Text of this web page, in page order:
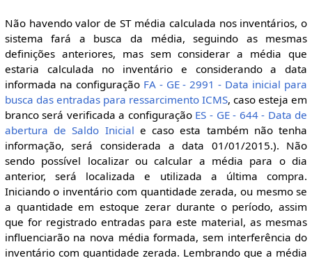
Não havendo valor de ST média calculada nos inventários, o
sistema fará a busca da média, seguindo as mesmas
definições anteriores, mas sem considerar a média que
estaria calculada no inventário e considerando a data
informada na configuração FA - GE - 2991 - Data inicial para
busca das entradas para ressarcimento ICMS, caso esteja em
branco será verificada a configuração ES - GE - 644 - Data de
abertura de Saldo Inicial e caso esta também não tenha
informação, será considerada a data 01/01/2015.). Não
sendo possível localizar ou calcular a média para o dia
anterior, será localizada e utilizada a última compra.
Iniciando o inventário com quantidade zerada, ou mesmo se
a quantidade em estoque zerar durante o período, assim
que for registrado entradas para este material, as mesmas
influenciarão na nova média formada, sem interferência do
inventário com quantidade zerada. Lembrando que a média